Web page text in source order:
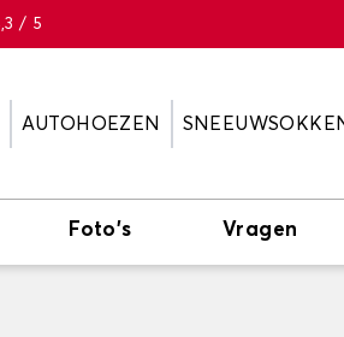
/ 5
AUTOHOEZEN
Foto's Vragen